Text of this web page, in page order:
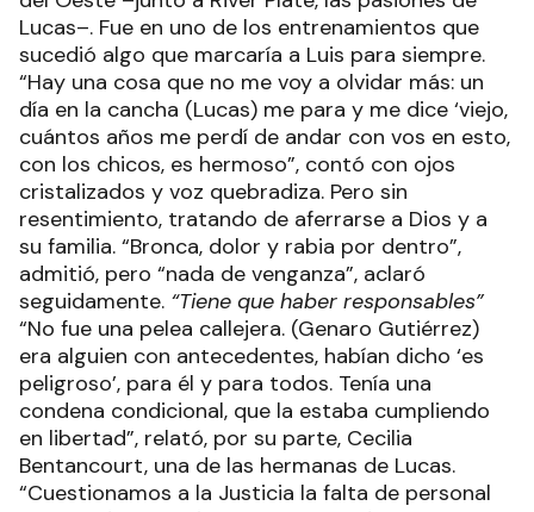
Lucas–. Fue en uno de los entrenamientos que
sucedió algo que marcaría a Luis para siempre.
“Hay una cosa que no me voy a olvidar más: un
día en la cancha (Lucas) me para y me dice ‘viejo,
cuántos años me perdí de andar con vos en esto,
con los chicos, es hermoso”, contó con ojos
cristalizados y voz quebradiza. Pero sin
resentimiento, tratando de aferrarse a Dios y a
su familia. “Bronca, dolor y rabia por dentro”,
admitió, pero “nada de venganza”, aclaró
seguidamente. “Tiene que haber responsables”
“No fue una pelea callejera. (Genaro Gutiérrez)
era alguien con antecedentes, habían dicho ‘es
peligroso’, para él y para todos. Tenía una
condena condicional, que la estaba cumpliendo
en libertad”, relató, por su parte, Cecilia
Bentancourt, una de las hermanas de Lucas.
“Cuestionamos a la Justicia la falta de personal